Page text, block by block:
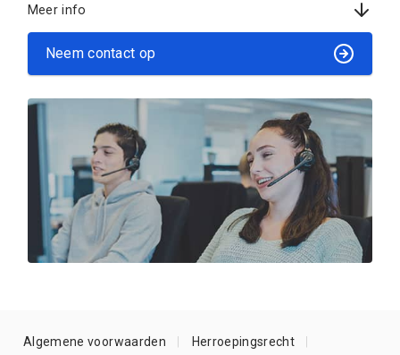
Meer info
Neem contact op
Algemene voorwaarden Herroepingsrecht